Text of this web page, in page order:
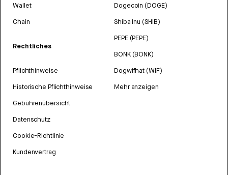
Wallet
Chain
Rechtliches
Pflichthinweise
Historische Pflichthinweise
Gebührenübersicht
Datenschutz
Cookie-Richtlinie
Kundenvertrag
Dogecoin (DOGE)
Shiba Inu (SHIB)
PEPE (PEPE)
BONK (BONK)
Dogwifhat (WIF)
Mehr anzeigen